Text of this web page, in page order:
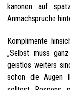
kanonen auf
Anmachspruche
Komplimente
„Selbst muss
geistlos weiters
schon die Augen